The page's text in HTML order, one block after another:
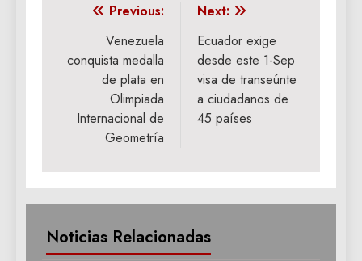
Navegación
entradas
Previous:
Venezuela
conquista medalla
de plata en
Olimpiada
Internacional de
Geometría
Next:
Ecuador exige
desde este 1-Sep
visa de transeúnte
a ciudadanos de
45 países
Noticias Relacionadas